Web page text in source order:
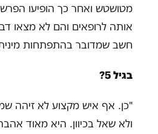
מטושטש ואחר כך הופיעו
אותה לרופאים והם לא מצאו
חשב שמדובר בהתפתחות
בגיל 5?
"כן. אף איש מקצוע לא זיהה
ולא שאל בכיוון. היא מאוד